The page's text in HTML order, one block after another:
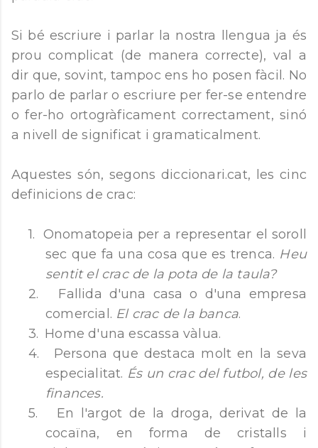
Si bé escriure i parlar la nostra llengua ja és
prou complicat (de manera correcte), val a
dir que, sovint, tampoc ens ho posen fàcil. No
parlo de parlar o escriure per fer-se entendre
o fer-ho ortogràficament correctament, sinó
a nivell de significat i gramaticalment.
Aquestes són, segons diccionari.cat, les cinc
definicions de crac:
1. Onomatopeia per a representar el soroll
sec que fa una cosa que es trenca. Heu
sentit el crac de la pota de la taula?
2.
Fallida d'una casa o d'una empresa
comercial. El crac de la banca.
3. Home d'una escassa vàlua.
4.
Persona que destaca molt en la seva
especialitat. És un crac del futbol, de les
finances.
5.
En l'argot de la droga, derivat de la
cocaïna, en forma de cristalls i